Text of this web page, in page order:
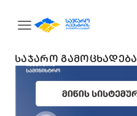
menu
ᲡᲐᲯᲐᲠᲝ ᲒᲐᲛᲝᲪᲮᲐᲓᲔᲑᲐ